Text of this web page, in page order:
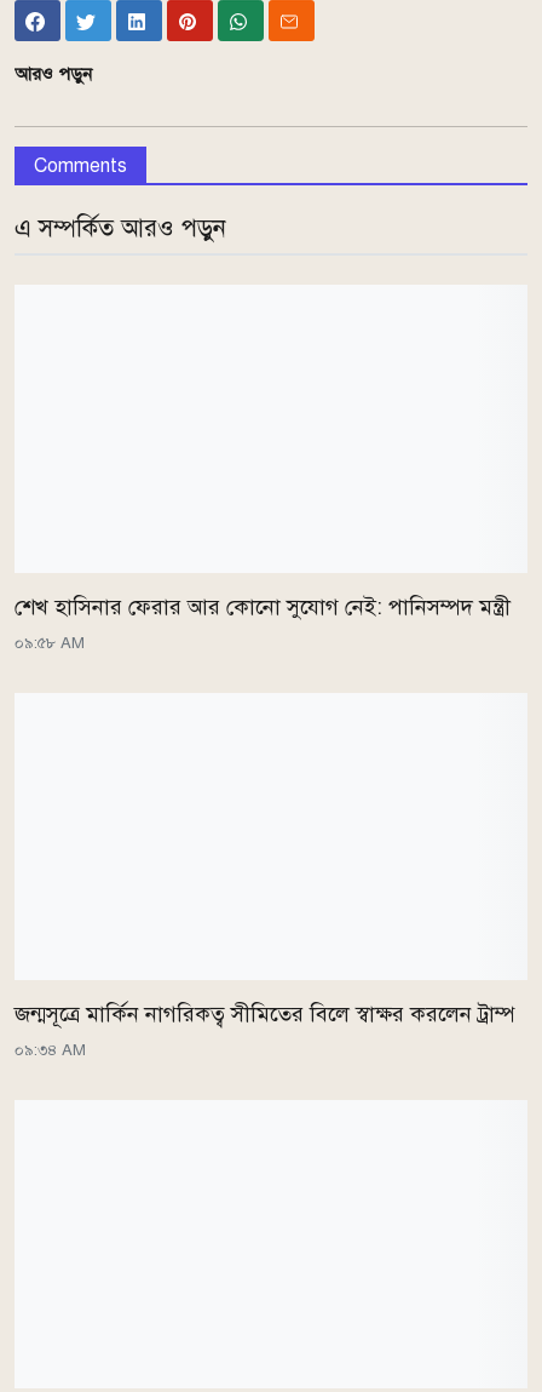
আরও পড়ুন
Comments
এ সম্পর্কিত আরও পড়ুন
শেখ হাসিনার ফেরার আর কোনো সুযোগ নেই: পানিসম্পদ মন্ত্রী
০৯:৫৮ AM
জন্মসূত্রে মার্কিন নাগরিকত্ব সীমিতের বিলে স্বাক্ষর করলেন ট্রাম্প
০৯:৩৪ AM